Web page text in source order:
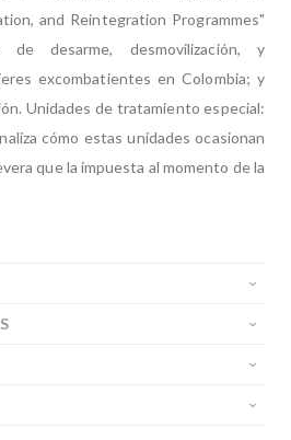
and Reintegration Programmes"
desarme, desmovilización, y
excombatientes en Colombia; y
Unidades de tratamiento especial:
cómo estas unidades ocasionan
que la impuesta al momento de la